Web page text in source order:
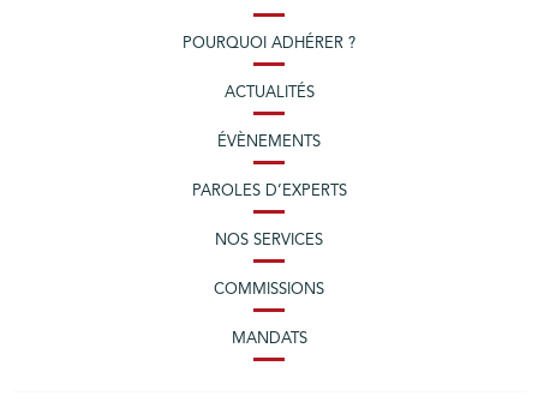
POURQUOI ADHÉRER ?
ACTUALITÉS
ÉVÈNEMENTS
PAROLES D’EXPERTS
NOS SERVICES
COMMISSIONS
MANDATS